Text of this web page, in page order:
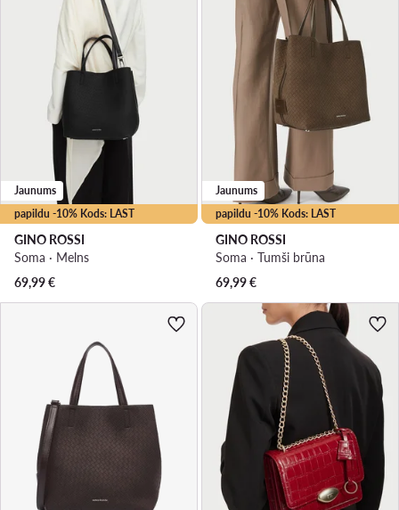
papildu -10% Kods: LAST
Jaunums
GINO ROSSI
Soma · Melns
69,99€
papildu -10% Kods: LAST
Jaunums
GINO ROSSI
Soma · Tumši brūna
69,99€